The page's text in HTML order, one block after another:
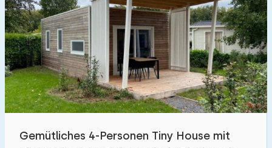
Kindermöbel 0
Eingezäunter Garten 0
Spielgeräte im Garten 0
Hallenbad 0
Freibad 14
Kinderanimation
Gemütliches 4-Personen Tiny House mit